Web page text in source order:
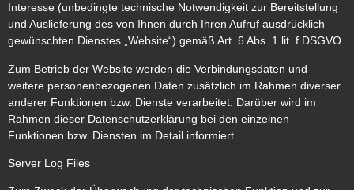
Interesse (unbedingte technische Notwendigkeit zur Bereitstellung
und Auslieferung des von Ihnen durch Ihren Aufruf ausdrücklich
gewünschten Dienstes „Website“) gemäß Art. 6 Abs. 1 lit. f DSGVO.
Zum Betrieb der Website werden die Verbindungsdaten und
weitere personenbezogenen Daten zusätzlich im Rahmen diverser
anderer Funktionen bzw. Dienste verarbeitet. Darüber wird im
Rahmen dieser Datenschutzerklärung bei den einzelnen
Funktionen bzw. Diensten im Detail informiert.
Server Log Files